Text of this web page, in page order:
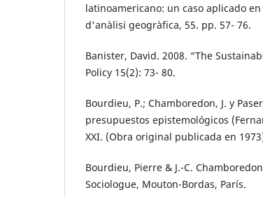
latinoamericano: un caso aplicado
d'anàlisi geogràfica, 55. pp. 57- 76.
Banister, David. 2008. “The
Policy 15(2): 73- 80.
Bourdieu, P.; Chamboredon, J. y
presupuestos epistemológicos
XXI. (Obra original publicada en
Bourdieu, Pierre & J.-C.
Sociologue, Mouton-Bordas, París.